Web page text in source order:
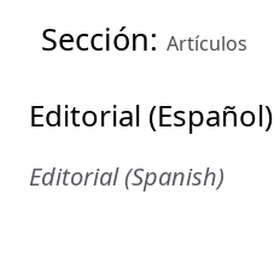
Sección: Artículos
Editorial (Español)
Editorial (Spanish)